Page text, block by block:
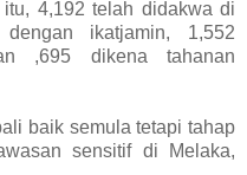
4,192 telah didakwa di
ikatjamin, 1,552
,695 dikena tahanan
baik semula tetapi tahap
sensitif di Melaka,